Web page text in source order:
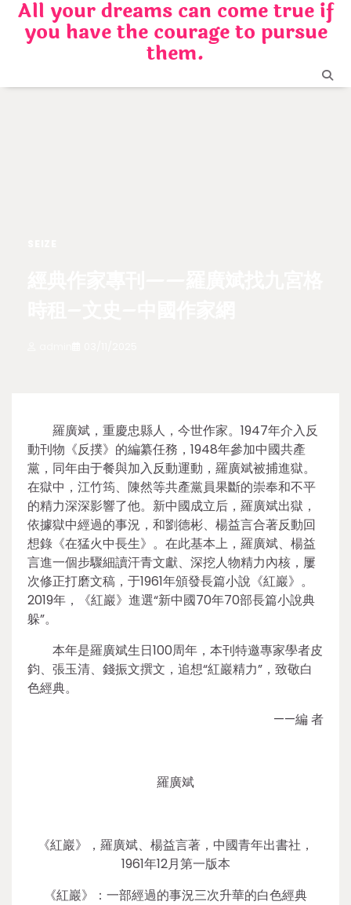
Skip
content
All your dreams can come true if
you have the courage to pursue
them.
羅廣斌，重慶忠縣人，今世作家。1947年介入反
動刊物《反撲》的編纂任務，1948年參加中國共產
黨，同年由于餐與加入反動運動，羅廣斌被捕進獄。
在獄中，江竹筠、陳然等共產黨員果斷的崇奉和不平
的精力深深影響了他。新中國成立后，羅廣斌出獄，
依據獄中經過的事況，和劉德彬、楊益言合著反動回
想錄《在猛火中長生》。在此基本上，羅廣斌、楊益
言進一個步驟細讀汗青文獻、深挖人物精力內核，屢
次修正打磨文稿，于1961年頒發長篇小說《紅巖》。
2019年，《紅巖》進選“新中國70年70部長篇小說典
躲”。
本年是羅廣斌生日100周年，本刊特邀專家學者皮
鈞、張玉清、錢振文撰文，追想“紅巖精力”，致敬白
色經典。
——編 者
羅廣斌
《紅巖》，羅廣斌、楊益言著，中國青年出書社，
1961年12月第一版本
《紅巖》：一部經過的事況三次升華的白色經典